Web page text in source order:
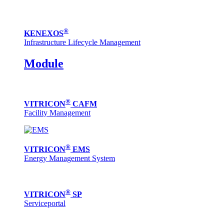
KENEXOS®
Infrastructure Lifecycle Management
Module
VITRICON® CAFM
Facility Management
VITRICON® EMS
Energy Management System
VITRICON® SP
Serviceportal